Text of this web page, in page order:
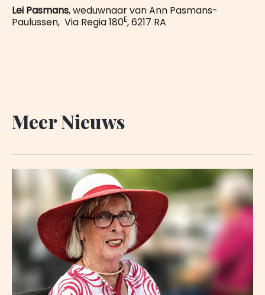
Lei Pasmans, weduwnaar van Ann Pasmans-
Paulussen, Via Regia 180E, 6217 RA
Meer Nieuws